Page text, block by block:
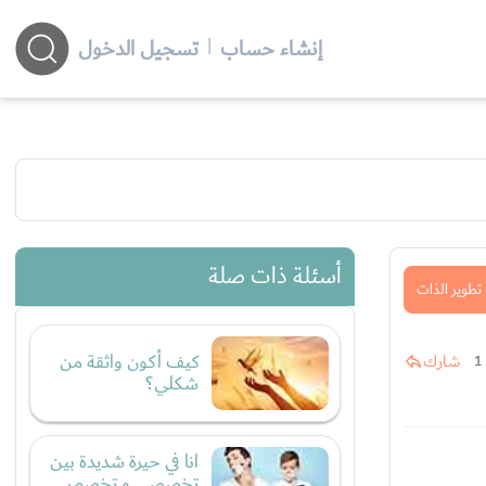
إنشاء حساب | تسجيل الدخول
تطوير الذات
1 شارك
أسئلة ذات صلة
كيف أكون واثقة من
شكلي؟
انا في حيرة شديدة بين